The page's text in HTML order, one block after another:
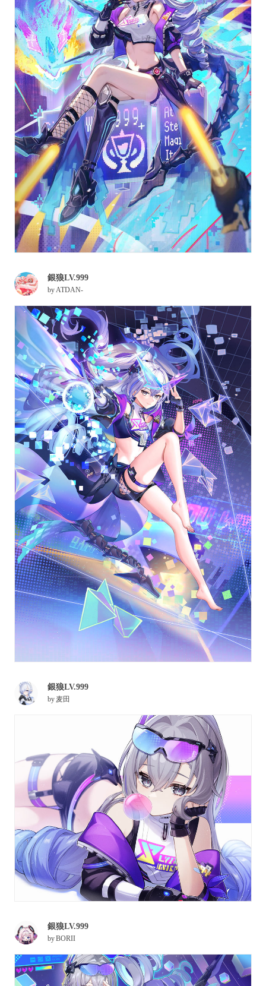
銀狼LV.999
by ATDAN-
銀狼LV.999
by 麦田
銀狼LV.999
byBORII